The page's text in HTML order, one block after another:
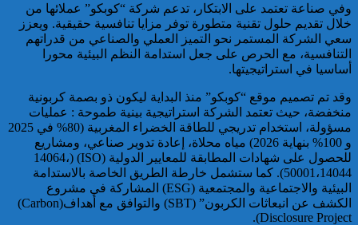
توقيف مواطن أجنبي مبحوث عنه
بموجب أمر دولي بإلقاء القبض
بمراكش
وفي صناعة تعتمد على الابتكار، تدعم شركة “كوبكو” عملائها من
خلال تقديم حلول تقنية متطورة توفر مزايا تنافسية حقيقية. ويعزز
سعي الشركة المستمر نحو التميز العملي والصناعي من قدراتهم
التنافسية، مع الحرص على جعل استدامة النظم البيئية محورا
أساسيا في استراتيجيتها.
وقد تم تصميم موقع “كوبكو” منذ البداية ليكون ذو بصمة كربونية
منخفضة، حيث تعتمد الشركة استراتيجية بينية طموحة : عمليات
مسؤولة، استخدام تدريجي للطاقة الخضراء المغربية (80% في 2025
و 100% بنهاية 2026) مياه محلاة، إعادة تدوير صناعي، ومشاريع
للحصول على شهادات المطابقة للمعايير الدولية (ISO) (14064،
50001،14044). كما ستشمل خارطة الطريق الخاصة بالاستدامة
البيئية والاجتماعية والمجتمعية (ESG) المشاركة في مشروع
الكشف عن انبعاثات الكربون” (SBT) والتوافق مع أهداف(Carbon)
Disclosure Project).